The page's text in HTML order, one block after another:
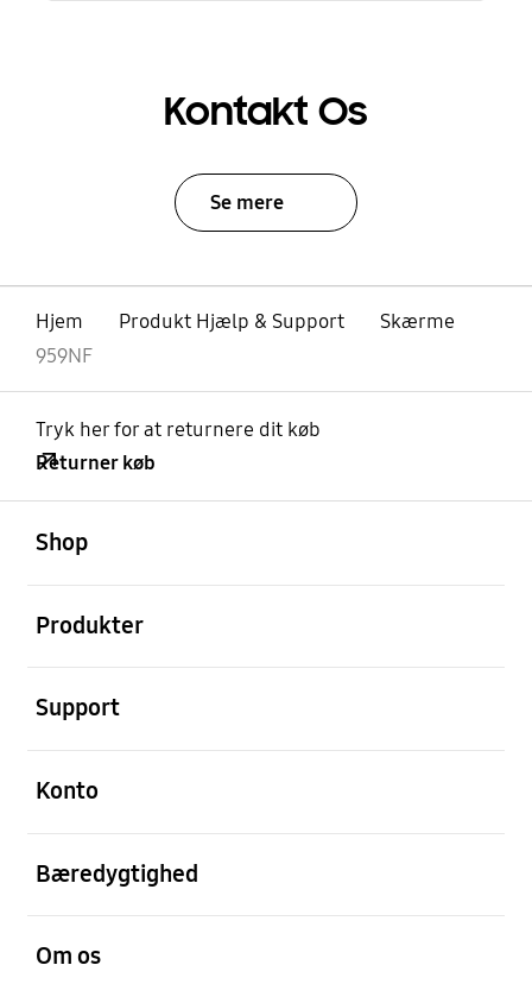
Kontakt Os
Se mere
Hjem Produkt Hjælp & Support
Skærme
959NF
Tryk her for at returnere dit køb
Returner køb
Shop
Produkter
Support
Konto
Bæredygtighed
Om os